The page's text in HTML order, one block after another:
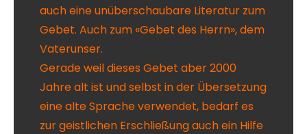
auch eine unüberschaubare Literatur zum
Gebet. Auch zum «Gebet des Herrn», dem
Vaterunser.
Gerade weil dieses Gebet aber 2000
Jahre alt ist und selbst in der Übersetzung
eine alte Sprache verwendet, bedarf es
zur geistlichen Erschließung auch ein Hilfe